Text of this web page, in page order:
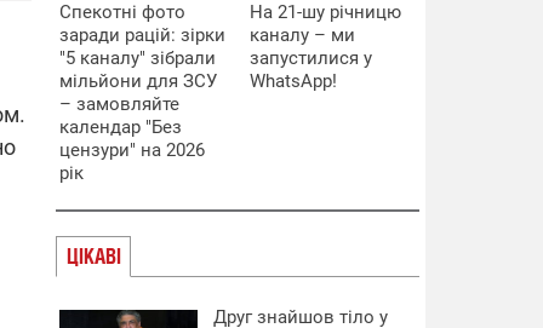
Спекотні фото
заради рацій: зірки
"5 каналу" зібрали
мільйони для ЗСУ
– замовляйте
календар "Без
цензури" на 2026
рік
На 21-шу річницю
каналу – ми
запустилися у
WhatsApp!
ЦІКАВІ
Друг знайшов тіло у